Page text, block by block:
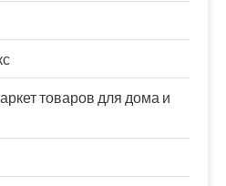
товаров для дома и